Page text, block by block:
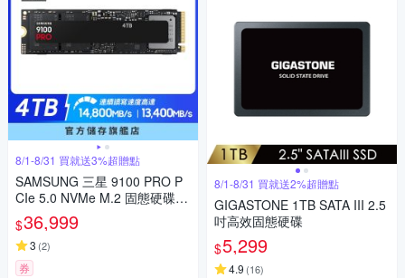
8/1-8/31 買就送3%超贈點
SAMSUNG 三星 9100 PRO P
CIe 5.0 NVMe M.2 固態硬碟 4
TB
$36,999
3 (2)
券
8/1-8/31 買就送2%超贈點
GIGASTONE 1TB SATA III 2.5
吋高效固態硬碟
$5,299
4.9 (16)